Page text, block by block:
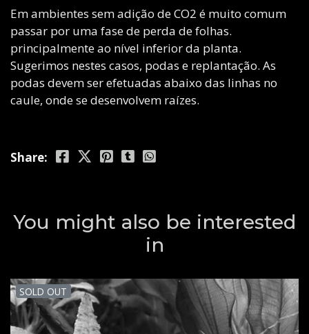
Em ambientes sem adição de CO2 é muito comum
passar por uma fase de perda de folhas.
principalmente ao nível inferior da planta.
Sugerimos nestes casos, podas e replantação. As
podas devem ser efetuadas abaixo das linhas no
caule, onde se desenvolvem raízes.
Share:
You might also be interested
in
SOLD OUT